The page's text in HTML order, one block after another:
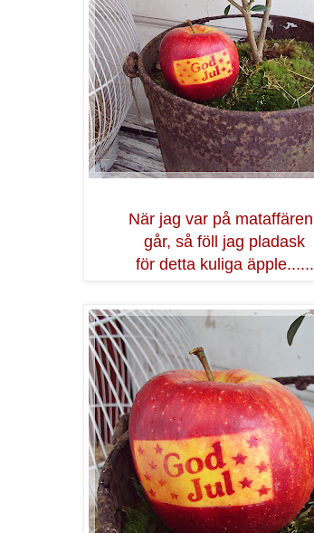
När jag var på
går, så föll jag pladask
för detta kuliga äpple......